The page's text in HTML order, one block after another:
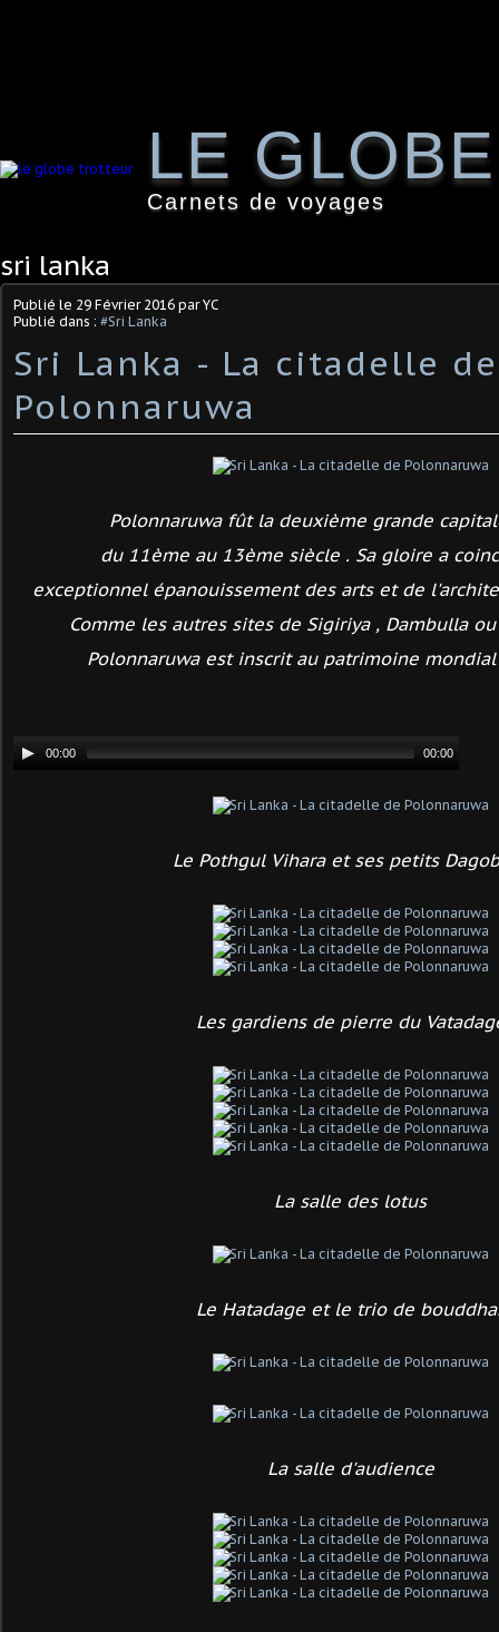
LE
Carnets de voyages
sri lanka
Publié le 29 Février 2016 par YC
Publié dans : #Sri Lanka
Sri Lanka - La citadelle de
Polonnaruwa
Polonnaruwa fût la deuxième grande
du 11ème au 13ème siècle . Sa gloire a
exceptionnel épanouissement des arts et de
Comme les autres sites de Sigiriya , Dambulla
Polonnaruwa est inscrit au patrimoine mondial
Le Pothgul Vihara et ses petits
Les gardiens de pierre du
La salle des lotus
Le Hatadage et le trio de
La salle d'audience